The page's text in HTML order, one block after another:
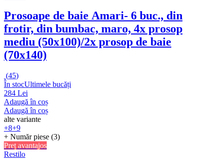
Prosoape de baie Amari- 6 buc., din
frotir, din bumbac, maro, 4x prosop
mediu (50x100)/2x prosop de baie
(70x140)
(45)
În stocUltimele bucăți
284 Lei
Adaugă în coș
Adaugă în coș
alte variante
+8+9
+ Număr piese (3)
Preț avantajos
Restilo